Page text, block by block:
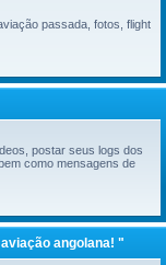
passada, fotos, flight
postar seus logs dos
como mensagens de
angolana! "